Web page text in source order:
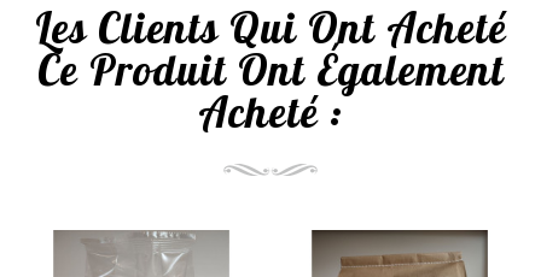
Les Clients Qui Ont Acheté
Ce Produit Ont Également
Acheté :